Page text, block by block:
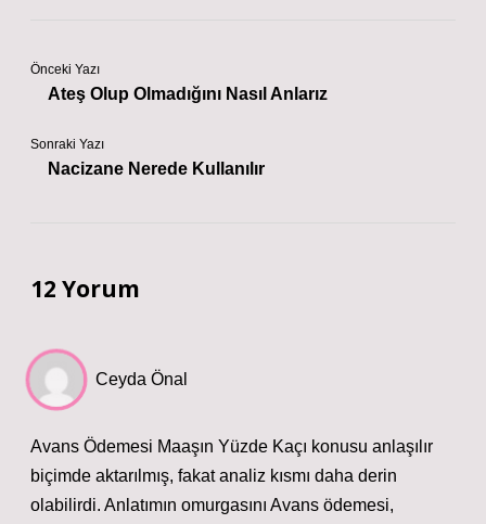
Önceki Yazı
Ateş Olup Olmadığını Nasıl Anlarız
Sonraki Yazı
Nacizane Nerede Kullanılır
12 Yorum
Ceyda Önal
Avans Ödemesi Maaşın Yüzde Kaçı konusu anlaşılır
biçimde aktarılmış, fakat analiz kısmı daha derin
olabilirdi. Anlatımın omurgasını Avans ödemesi,